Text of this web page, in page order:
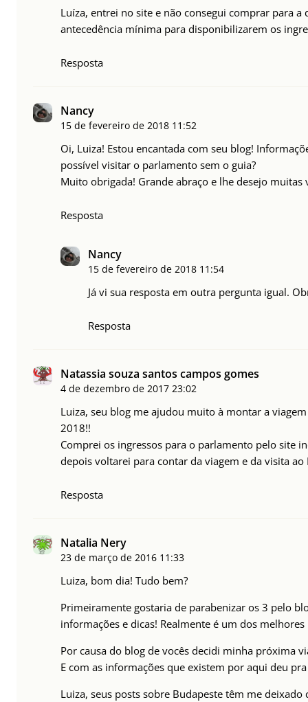
Luíza, entrei no site e não consegui comprar para a
antecedência mínima para disponibilizarem os
Resposta
Nancy
15 de fevereiro de 2018 11:52
Oi, Luiza! Estou encantada com seu blog!
possível visitar o parlamento sem o guia?
Muito obrigada! Grande abraço e lhe desejo muitas
Resposta
Nancy
15 de fevereiro de 2018 11:54
Já vi sua resposta em outra pergunta igual.
Resposta
Natassia souza santos campos gomes
4 de dezembro de 2017 23:02
Luiza, seu blog me ajudou muito à montar a
2018!!
Comprei os ingressos para o parlamento pelo site
depois voltarei para contar da viagem e da visita ao
Resposta
Natalia Nery
23 de março de 2016 11:33
Luiza, bom dia! Tudo bem?
Primeiramente gostaria de parabenizar os 3 pelo
informações e dicas! Realmente é um dos
Por causa do blog de vocês decidi minha próxima
E com as informações que existem por aqui deu
Luiza, seus posts sobre Budapeste têm me